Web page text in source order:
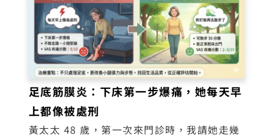
足底筋膜炎：下床第一步爆痛，她每天早
上都像被處刑
黃太太 48 歲，第一次來門診時，我請她走幾